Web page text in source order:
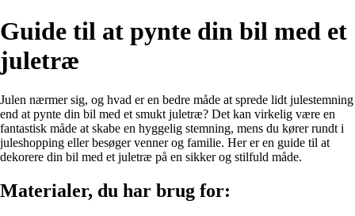
Guide til at pynte din bil med et
juletræ
Julen nærmer sig, og hvad er en bedre måde at sprede lidt julestemning
end at pynte din bil med et smukt juletræ? Det kan virkelig være en
fantastisk måde at skabe en hyggelig stemning, mens du kører rundt i
juleshopping eller besøger venner og familie. Her er en guide til at
dekorere din bil med et juletræ på en sikker og stilfuld måde.
Materialer, du har brug for: